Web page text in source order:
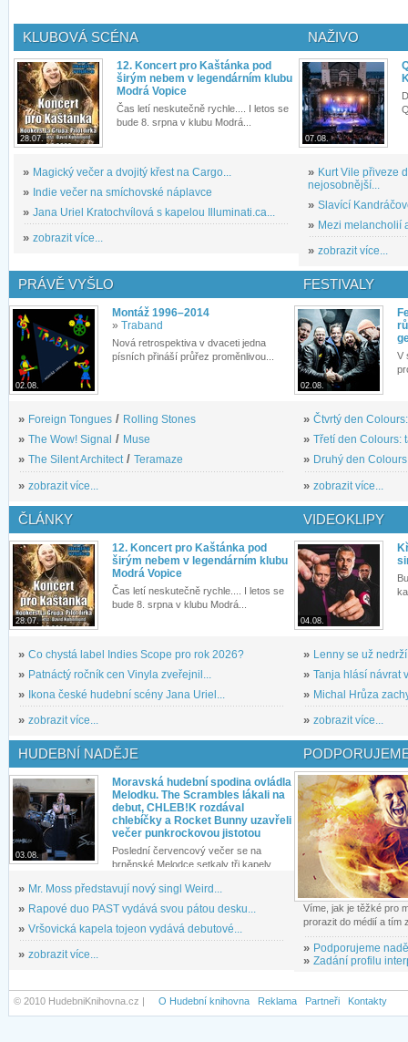
KLUBOVÁ SCÉNA
28.07.
12. Koncert pro Kaštánka pod
širým nebem v legendárním klubu
Modrá Vopice
Čas letí neskutečně rychle.... I letos se
bude 8. srpna v klubu Modrá...
» Magický večer a dvojitý křest na Cargo...
» Indie večer na smíchovské náplavce
» Jana Uriel Kratochvílová s kapelou Illuminati.ca...
» zobrazit více...
NAŽIVO
07.08.
» Kurt Vile přiveze
nejosobnější...
» Slavící
» Mezi melancholií
» zobrazit více...
PRÁVĚ VYŠLO
02.08.
Montáž 1996–2014
» Traband
Nová retrospektiva v dvaceti jedna
písních přináší průřez proměnlivou...
» Foreign Tongues / Rolling Stones
» The Wow! Signal / Muse
» The Silent Architect/ Teramaze
» zobrazit více...
FESTIVALY
02.08.
V
» Čtvrtý den
» Třetí den Colours:
» Druhý den
» zobrazit více...
ČLÁNKY
28.07.
12. Koncert pro Kaštánka pod
širým nebem v legendárním klubu
Modrá Vopice
Čas letí neskutečně rychle.... I letos se
bude 8. srpna v klubu Modrá...
» Co chystá label Indies Scope pro rok 2026?
» Patnáctý ročník cen Vinyla zveřejnil...
» Ikona české hudební scény Jana Uriel...
» zobrazit více...
VIDEOKLIPY
04.08.
» Lenny se už
» Tanja hlásí návrat
» Michal Hrůza
» zobrazit více...
HUDEBNÍ NADĚJE
03.08.
Moravská hudební spodina ovládla
Melodku. The Scrambles lákali na
debut, CHLEB!K rozdával
chlebíčky a Rocket Bunny uzavřeli
večer punkrockovou jistotou
Poslední červencový večer se na
brněnské Melodce setkaly tři kapely...
» Mr. Moss představují nový singl Weird...
» Rapové duo PAST vydává svou pátou desku...
» Vršovická kapela tojeon vydává debutové...
» zobrazit více...
Víme, jak je těžké pro
prorazit do médií a tím
» Podporujeme
» Zadání profilu
© 2010 HudebniKnihovna.cz | O Hudební knihovna Reklama Partneři Kontakty